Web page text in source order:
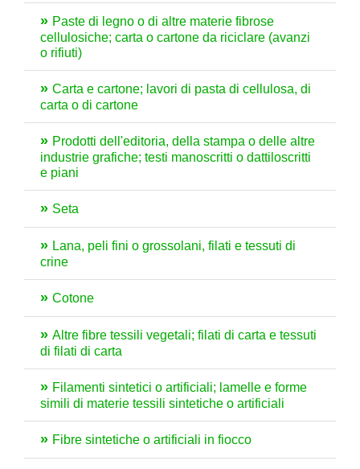
Paste di legno o di altre materie fibrose
cellulosiche; carta o cartone da riciclare (avanzi
o rifiuti)
Carta e cartone; lavori di pasta di cellulosa, di
carta o di cartone
Prodotti dell'editoria, della stampa o delle altre
industrie grafiche; testi manoscritti o dattiloscritti
e piani
Seta
Lana, peli fini o grossolani, filati e tessuti di
crine
Cotone
Altre fibre tessili vegetali; filati di carta e tessuti
di filati di carta
Filamenti sintetici o artificiali; lamelle e forme
simili di materie tessili sintetiche o artificiali
Fibre sintetiche o artificiali in fiocco